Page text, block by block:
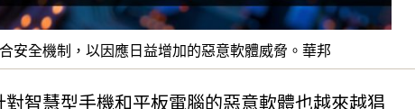
安全機制，以因應日益增加的惡意軟體威脅。華邦
智慧型手機和平板電腦的惡意軟體也越來越猖